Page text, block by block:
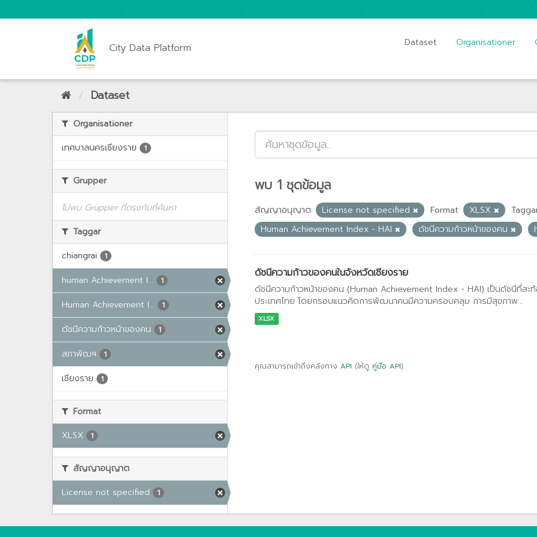
City Data Platform Dataset Organisationer
Dataset
Organisationer
เทศบาลนครเชียงราย
1
Grupper
ไม่พบ Grupper ที่ตรงกับที่ค้นหา
Taggar
chiangrai
1
human Achievement I... 1
Human Achievement I... 1
ดัชนีความก้าวหน้าของคน 1
สภาพัฒฯ 1
เชียงราย 1
Format
XLSX
1
สัญญาอนุญาต
License not specified
1
พบ 1 ชุดข้อมูล
สัญญาอนุญาต: License not specified Format: XLSX
Human Achievement Index - HAI
ดัชนีความก้าวหน้าของคน
ดัชนีความก้าวของคนในจังหวัดเชียงราย
ดัชนีความก้าวหน้าของคน (Human Achievement Index - HAI) เป็นดัชนีที่ส
ประเทศไทย โดยกรอบแนวคิดการพัฒนาคนมีความครอบคลุม การมีสุขภาพ...
XLSX
คุณสามารถเข้าถึงคลังทาง API (ให้ดู คู่มือ API).